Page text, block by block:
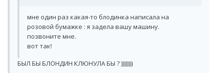
мне один раз какая-то блодинка написала на
розовой бумажке : я задела вашу машину.
позвоните мне.
вот так!
БЫЛ БЫ БЛОНДИН КЛЮНУЛА БЫ ? ))))))))